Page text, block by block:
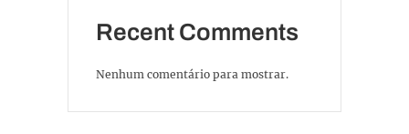
Recent Comments
Nenhum comentário para mostrar.